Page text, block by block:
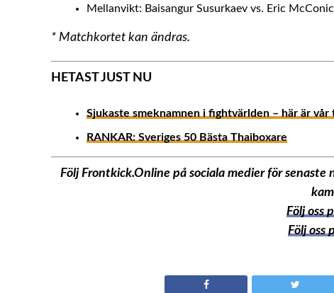
Mellanvikt: Baisangur Susurkaev vs. Eric
* Matchkortet kan ändras.
HETAST JUST NU
Sjukaste smeknamnen i fightvärlden – här är vår
RANKAR: Sveriges 50 Bästa Thaiboxare
Följ Frontkick.Online på sociala medier för
Följ oss
Följ oss